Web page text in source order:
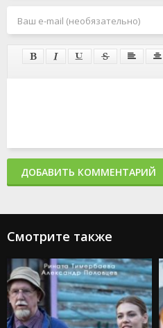
ДОБАВИТЬ КОММЕНТАРИЙ
Смотрите также